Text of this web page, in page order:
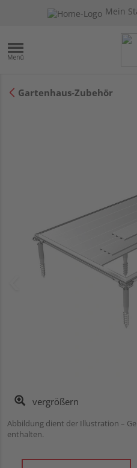
Mein
Gartenhaus-Zubehör
vergrößern
Abbildung dient der Illustration –
enthalten.